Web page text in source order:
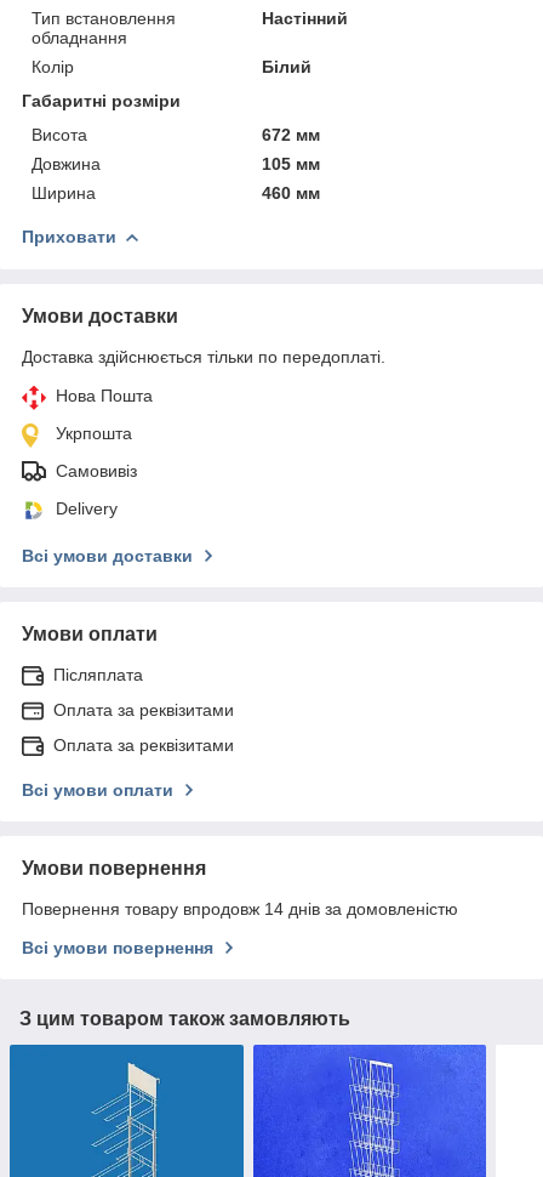
Тип встановлення
обладнання
Настінний
Колір
Білий
Габаритні розміри
Висота
672 мм
Довжина
105 мм
Ширина
460 мм
Приховати
Умови доставки
Доставка здійснюється тільки по передоплаті.
Нова Пошта
Укрпошта
Самовивіз
Delivery
Всі умови доставки
Умови оплати
Післяплата
Оплата за реквізитами
Оплата за реквізитами
Всі умови оплати
Умови повернення
Повернення товару впродовж 14 днів за домовленістю
Всі умови повернення
З цим товаром також замовляють